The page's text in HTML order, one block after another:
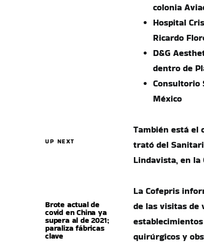
UP NEXT
Brote actual de
covid en China ya
supera al de 2021;
paraliza fábricas
clave
colonia
Hospital
Ricardo
D&G
dentro de
Consultorio
México
También está el
trató del
Lindavista, en la
La Cofepris
de las visitas de
quirúrgicos y